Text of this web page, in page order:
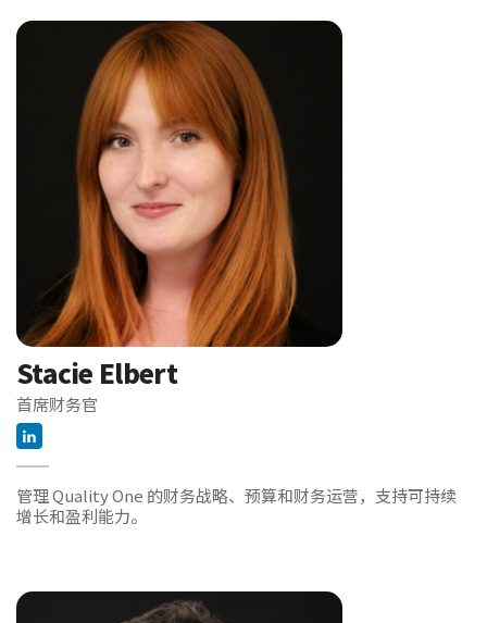
Stacie Elbert
首席财务官
管理 Quality One 的财务战略、预算和财务运营，支持可持续
增长和盈利能力。